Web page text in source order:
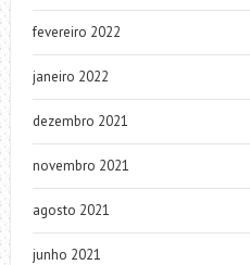
fevereiro 2022
janeiro 2022
dezembro 2021
novembro 2021
agosto 2021
junho 2021